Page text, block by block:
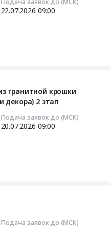
22.07.2026 09:00
гранитной крошки
декора) 2 этап
Подача заявок до (МСК)
20.07.2026 09:00
Подача заявок до (МСК)